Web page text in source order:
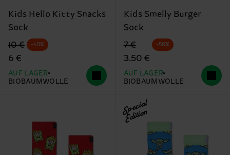
Kids Hello Kitty Snacks
Sock
Originalpreis
10 €
Reduzierter Preis
6 €
-40%
AUF LAGER
BIOBAUMWOLLE
Kids Smelly Burger
Sock
Originalpreis
7 €
Reduzierter Preis
3.50 €
-50%
AUF LAGER
BIOBAUMWOLLE
Special
Edition